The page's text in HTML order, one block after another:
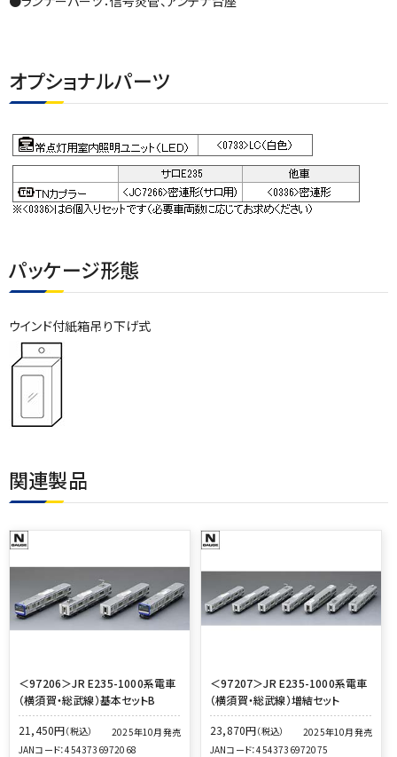
オプショナルパーツ
パッケージ形態
ウインド付紙箱吊り下げ式
関連製品
＜97206＞JR E235-1000系電車
（横須賀・総武線）基本セットB
21,450円（税込）
2025年10月発売
JANコード：4543736972068
＜97207＞JR E235-1000系電車
（横須賀・総武線）増結セット
23,870円（税込）
2025年10月発売
JANコード：4543736972075